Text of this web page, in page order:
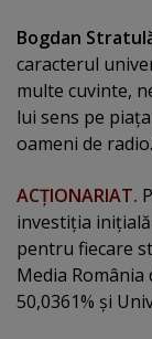
Bogdan
caracterul
multe cuvinte,
lui sens pe
oameni de
ACŢIONARIAT.
investiţia
pentru fiecare
Media România
50,0361% şi